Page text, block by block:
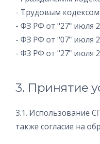
- Трудовым
- ФЗ РФ от "27" июля
- ФЗ РФ от "07" июля
- ФЗ РФ от "27" июля
3. Принятие
3.1. Использование
также согласие на